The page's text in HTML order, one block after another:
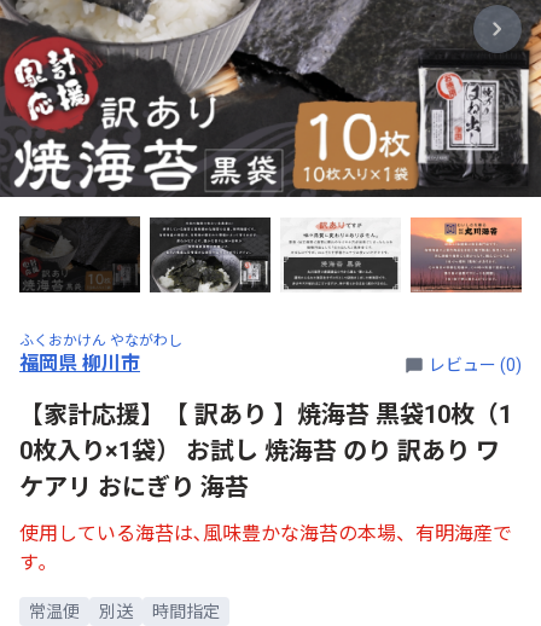
ふくおかけん やながわし
福岡県 柳川市 レビュー (0)
【家計応援】【 訳あり 】焼海苔 黒袋10枚（1
0枚入り×1袋） お試し 焼海苔 のり 訳あり ワ
ケアリ おにぎり 海苔
使用している海苔は､風味豊かな海苔の本場、有明海産で
す｡
常温便 別送 時間指定